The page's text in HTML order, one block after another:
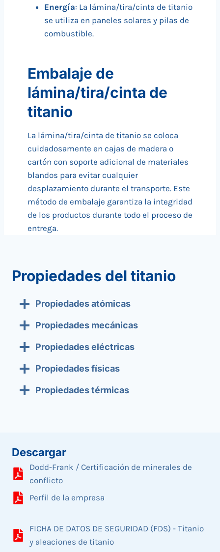
Energía: La lámina/tira/cinta de titanio
se utiliza en paneles solares y pilas de
combustible.
Embalaje de
lámina/tira/cinta de
titanio
La lámina/tira/cinta de titanio se coloca
cuidadosamente en cajas de madera o
cartón con soporte adicional de materiales
blandos para evitar cualquier
desplazamiento durante el transporte. Este
método de embalaje garantiza la integridad
de los productos durante todo el proceso de
entrega.
Propiedades del titanio
Propiedades atómicas
Propiedades mecánicas
Propiedades eléctricas
Propiedades físicas
Propiedades térmicas
Descargar
Dodd-Frank / Certificación de minerales de
conflicto
Perfil de la empresa
FICHA DE DATOS DE SEGURIDAD (FDS) - Titanio
y aleaciones de titanio